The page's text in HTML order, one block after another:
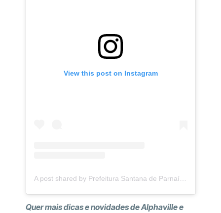
View this post on Instagram
A post shared by Prefeitura Santana de Parnaíba (@prefeiturasantanadeparnaiba)
Quer mais dicas e novidades de Alphaville e